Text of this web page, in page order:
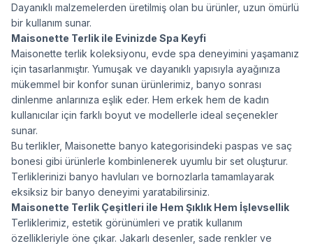
Dayanıklı malzemelerden üretilmiş olan bu ürünler, uzun ömürlü
bir kullanım sunar.
Maisonette Terlik ile Evinizde Spa Keyfi
Maisonette terlik koleksiyonu, evde spa deneyimini yaşamanız
için tasarlanmıştır. Yumuşak ve dayanıklı yapısıyla ayağınıza
mükemmel bir konfor sunan ürünlerimiz, banyo sonrası
dinlenme anlarınıza eşlik eder. Hem erkek hem de kadın
kullanıcılar için farklı boyut ve modellerle ideal seçenekler
sunar.
Bu terlikler, Maisonette banyo kategorisindeki paspas ve saç
bonesi gibi ürünlerle kombinlenerek uyumlu bir set oluşturur.
Terliklerinizi banyo havluları ve bornozlarla tamamlayarak
eksiksiz bir banyo deneyimi yaratabilirsiniz.
Maisonette Terlik Çeşitleri ile Hem Şıklık Hem İşlevsellik
Terliklerimiz, estetik görünümleri ve pratik kullanım
özellikleriyle öne çıkar. Jakarlı desenler, sade renkler ve